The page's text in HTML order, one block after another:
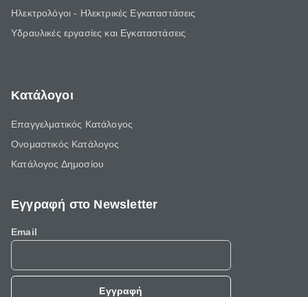
Ηλεκτρολόγοι - Ηλεκτρικές Εγκαταστάσεις
Υδραυλικές εργασίες και Εγκαταστάσεις
Κατάλογοι
Επαγγελματικός Κατάλογος
Ονομαστικός Κατάλογος
Κατάλογος Δημοσίου
Εγγραφή στο Newsletter
Email
Εγγραφή